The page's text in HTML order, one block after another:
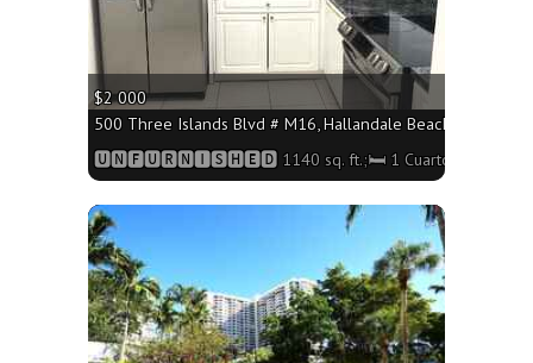
$2 000
500 Three Islands Blvd # M16, Hallandale Beach FL
🆄🅽🅵🆄🆁🅽🅸🆂🅷🅴🅳 1140 sq. ft.;🛏 1 Cuarto/🛁2 Baños
More